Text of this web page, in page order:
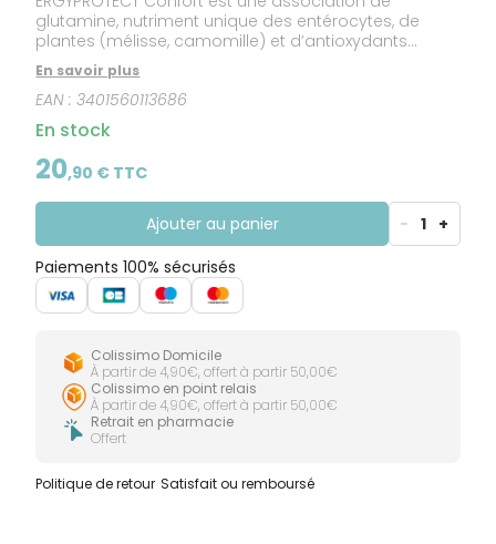
glutamine, nutriment unique des entérocytes, de
plantes (mélisse, camomille) et d’antioxydants
(curcumine, quercétine). La formule contient aussi de
la vitamine B2. Formulé sans gluten, sans lactose,
sans FODMAPs et sans sulfites.
En savoir plus
EAN :3401560113686
En stock
20,90 € TTC
Ajouter au panier - 1 +
Paiements 100% sécurisés
Colissimo Domicile
À partir de 4,90€, offert à partir 50,00€
Colissimo en point relais
À partir de 4,90€, offert à partir 50,00€
Retrait en pharmacie
Offert
Politique de retour Satisfait ou remboursé